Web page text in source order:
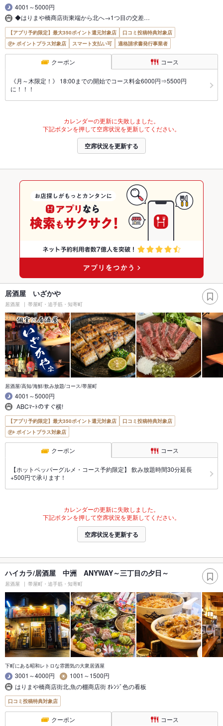
4001～5000円
◆はりまや橋商店街東端から北へ→1つ目の交差…
【アプリ予約限定】最大350ポイント還元対象店
口コミ投稿特典対象店
ポイントプラス対象店
スマート支払い可 適格請求書発行事業者
クーポン コース
《月～木限定！》 18:00までの開始でコース料金6000円⇒5500円
に！！！
カレンダーの更新に失敗しました。
下記ボタンを押して空席状況を更新してください。
空席状況を更新する
居酒屋 いざかや
居酒屋 帯屋町・追手筋・知寄町
居酒屋/高知/海鮮/飲み放題/コース/帯屋町
4001～5000円
ABCﾏｰﾄのすぐ横!
【アプリ予約限定】最大350ポイント還元対象店
口コミ投稿特典対象店
ポイントプラス対象店
クーポン コース
【ホットペッパーグルメ・コース予約限定】 飲み放題時間30分延長
+500円で承ります！
カレンダーの更新に失敗しました。
下記ボタンを押して空席状況を更新してください。
空席状況を更新する
ハイカラ/居酒屋 中洲 ANYWAY～三丁目の夕日～
居酒屋 帯屋町・追手筋・知寄町
下町にある昭和レトロな雰囲気の大衆居酒屋
3001～4000円
1001～1500円
はりまや橋商店街北,魚の棚商店街 ｵﾚﾝｼﾞ色の看板
口コミ投稿特典対象店
クーポン コース